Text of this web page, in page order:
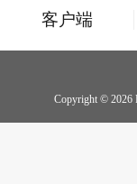
客户端
Copyright © 2026